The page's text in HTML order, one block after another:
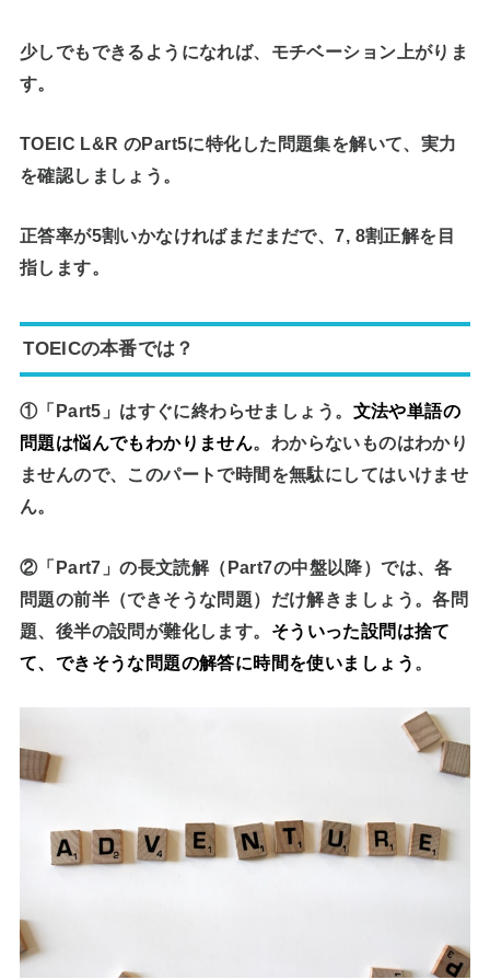
少しでもできるようになれば、モチベーション上がりま
す。
TOEIC L&R のPart5に特化した問題集を解いて、実力
を確認しましょう 。
正答率が5割いかなければまだまだで、7, 8割正解を目
指します。
TOEICの本番では？
①「Part5」はすぐに終わらせましょう。 文法や単語の
問題は悩んでもわかりません。わからないものはわかり
ませんので、このパートで時間を無駄にしてはいけませ
ん。
②「Part7」の長文読解（Part7の中盤以降）では、各
問題の前半（できそうな問題）だけ解きましょう 。各問
題、後半の設問が難化します。 そういった設問は捨て
て、できそうな問題の解答に時間を使いましょう 。